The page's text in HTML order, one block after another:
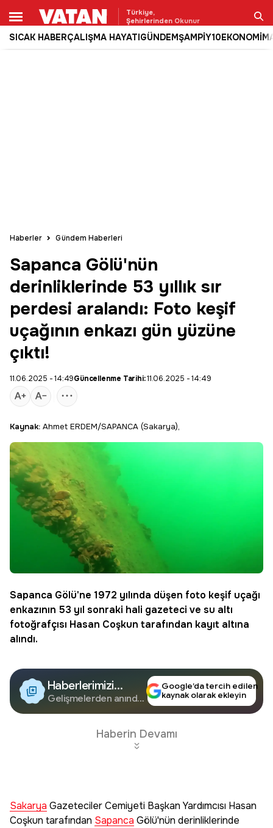
Türkiye,
Şehirlerinden Okunur
SICAK HABERÇALIŞMA HAYATIGÜNDEMŞAMPİY10EKONOMİ
Ara
Haberler Gündem Haberleri
Sapanca Gölü'nün
derinliklerinde 53 yıllık sır
perdesi aralandı: Foto keşif
uçağının enkazı gün yüzüne
çıktı!
11.06.2025 - 14:49Güncellenme Tarihi:11.06.2025 - 14:49
Kaynak: Ahmet ERDEM/SAPANCA (Sakarya),
Sapanca Gölü'ne 1972 yılında düşen foto keşif uçağı
enkazının 53 yıl sonraki hali gazeteci ve su altı
fotoğrafçısı Hasan Coşkun tarafından kayıt altına
alındı.
Haberlerimizi
Google'da Takip
Edin
Gelişmelerden anında
Google’da tercih edilen
kaynak olarak ekleyin
Haberin Devamı
Sakarya Gazeteciler Cemiyeti Başkan Yardımcısı Hasan
Coşkun tarafından Sapanca Gölü'nün derinliklerinde